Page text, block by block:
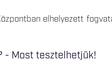
elhelyezett
- Most tesztelhetjük!